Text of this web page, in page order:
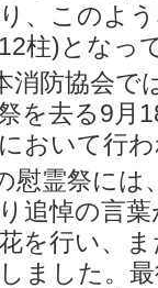
、このよ
柱)となっ
消防協会で
を去る9⽉
おいて⾏
慰霊祭には
追悼の⾔
を⾏い、
ました。